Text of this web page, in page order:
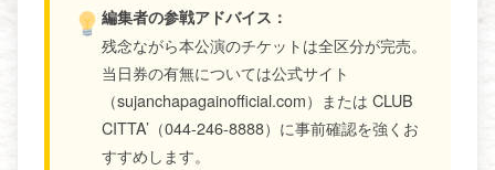
編集者の参戦アドバイス：
残念ながら本公演のチケットは全区分が完売。
当日券の有無については公式サイト
（sujanchapagainofficial.com）または CLUB
CITTA’（044-246-8888）に事前確認を強くお
すすめします。